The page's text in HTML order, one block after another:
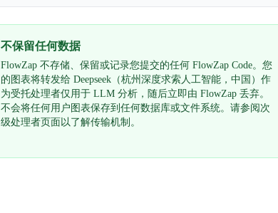
不保留任何数据
FlowZap 不存储、保留或记录您提交的任何 FlowZap Code。您
的图表将转发给 Deepseek（杭州深度求索人工智能，中国）作
为受托处理者仅用于 LLM 分析，随后立即由 FlowZap 丢弃。
不会将任何用户图表保存到任何数据库或文件系统。请参阅次
级处理者页面以了解传输机制。